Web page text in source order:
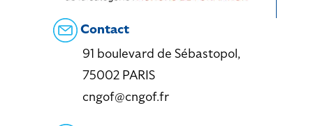
Contact
91 boulevard de Sébastopol,
75002 PARIS
cngof@cngof.fr